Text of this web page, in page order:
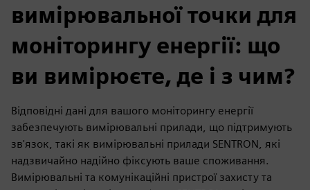
вимірювальної точки для
моніторингу енергії: що
ви вимірюєте, де і з чим?
Відповідні дані для вашого моніторингу енергії
забезпечують вимірювальні прилади, що підтримують
зв'язок, такі як вимірювальні прилади SENTRON, які
надзвичайно надійно фіксують ваше споживання.
Вимірювальні та комунікаційні пристрої захисту та